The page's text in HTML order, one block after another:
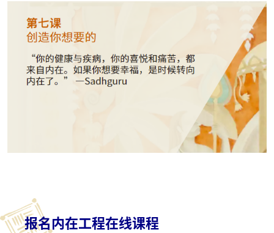
报名内在工程在线课程